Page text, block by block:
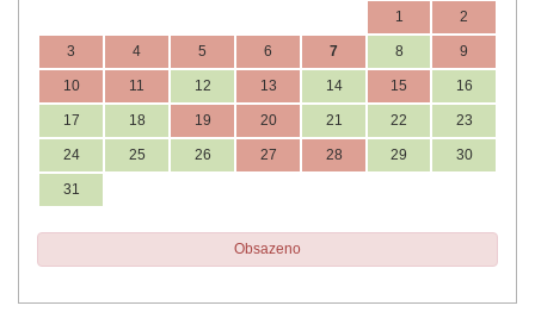
1 2
3 4 5 6 7 8 9
10 11 12 13 14 15 16
17 18 19 20 21 22 23
24 25 26 27 28 29 30
31
Obsazeno